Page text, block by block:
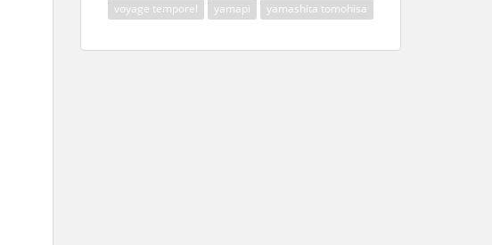
voyage temporel
yamapi yamashita tomohisa